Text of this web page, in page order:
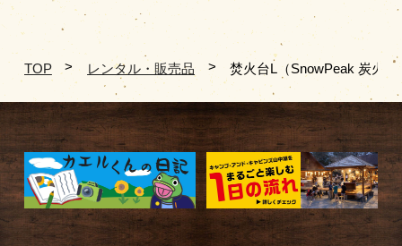
TOP レンタル・販売品 焚火台L（SnowPeak 炭火調